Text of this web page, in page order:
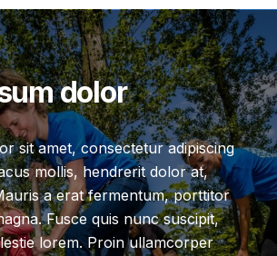
dolor
sit amet, consectetur adipiscing
mollis, hendrerit dolor at,
a erat fermentum, porttitor
Fusce quis nunc suscipit,
lorem. Proin ullamcorper